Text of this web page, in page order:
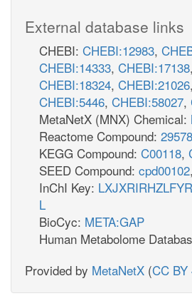
External database links
CHEBI: CHEBI:12983,
CHEBI:14333, CHEBI:17138,
CHEBI:18324, CHEBI:21026,
CHEBI:5446, CHEBI:58027,
MetaNetX (MNX) Chemical:
Reactome Compound: 29578
KEGG Compound: C00118,
SEED Compound: cpd00102,
InChI Key:
L
BioCyc: META:GAP
Human Metabolome
Provided by MetaNetX (CC BY